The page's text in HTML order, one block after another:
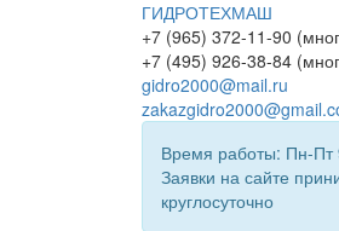
ГИДРОТЕХМАШ
+7 (965) 372-11-90
+7 (495) 926-38-84
gidro2000@mail.ru
Время работы: Пн-Пт
Заявки на сайте
круглосуточно